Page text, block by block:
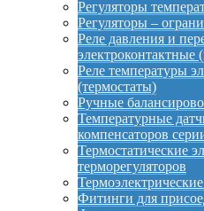
Регуляторы
Регуляторы –
Реле давления и
электроконтактные
Реле температуры
(термостаты)
Ручные
Температурные
компенсаторов
Термостатические
терморегуляторов
Фитинги для